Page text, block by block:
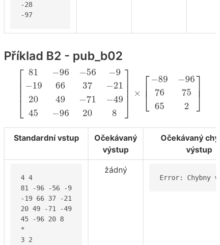
-28
-97
Příklad B2 - pub_b02
⎡
⎢ ⎢ ⎢⎣
81 −96 −56 −9
−19 66 37 −21
20
49 −71 −49
45
−96 20 8
⎤⎥ ⎥ ⎥
⎦
× ⎡
⎢⎣
−89 −96
76
75
65
2
⎤⎥
⎦
[81− 56− 19 37−21
Standardní vstup
Očekávaný
výstup
Očekávaný
výstup
4 4
81 -96 -56 -9
-19 66 37 -21
20 49 -71 -49
45 -96 20 8
*
3 2
žádný
Error: Chybny